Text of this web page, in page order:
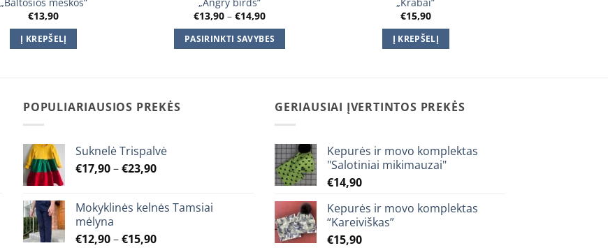
€13,90
Į KREPŠELĮ
€13,90 – €14,90Price
€13,90
through
PASIRINKTI SAVYBES
€15,90
Į KREPŠELĮ
POPULIARIAUSIOS PREKĖS
Suknelė Trispalvė
€17,90–€23,90Price
through
Mokyklinės kelnės Tamsiai
mėlyna
€12,90–€15,90Price
GERIAUSIAI ĮVERTINTOS PREKĖS
Kepurės ir movo komplektas
"Salotiniai mikimauzai"
€14,90
Kepurės ir movo komplektas
“Kareiviškas”
€15,90